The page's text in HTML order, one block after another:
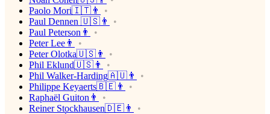
Paolo Mori🇮🇹👨
Paul Dennen 🇺🇸👨
Paul Peterson👨
Peter Lee👨
Peter Olotka🇺🇸👨
Phil Eklund🇺🇸👨
Phil Walker-Harding🇦🇺👨
Philippe Keyaerts🇧🇪👨
Raphaël Guiton👨
Reiner Stockhausen🇩🇪👨